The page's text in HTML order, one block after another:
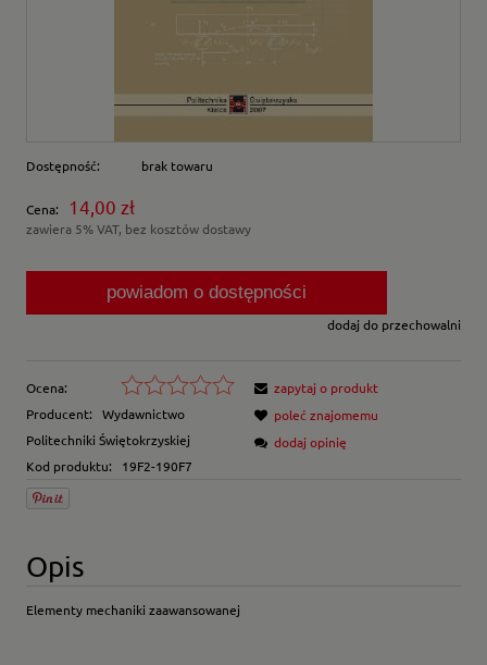
Dostępność: brak towaru
Cena: 14,00 zł
zawiera 5% VAT, bez kosztów dostawy
powiadom o dostępności
dodaj do przechowalni
Ocena:
Producent:
Wydawnictwo
Politechniki Świętokrzyskiej
Kod produktu:
19F2-190F7
zapytaj o produkt
poleć znajomemu
dodaj opinię
Opis
Elementy mechaniki zaawansowanej